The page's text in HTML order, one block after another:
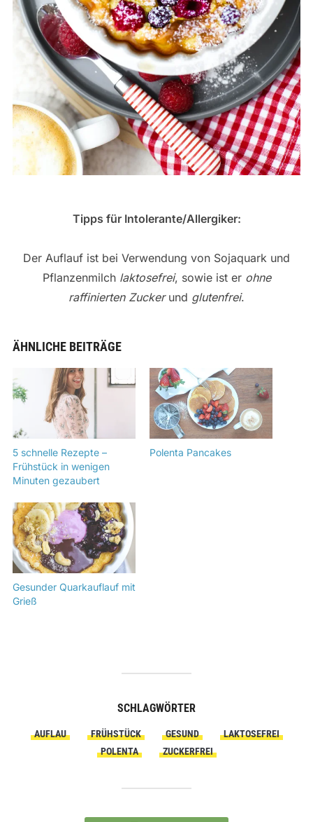
Tipps für Intolerante/Allergiker:
Der Auflauf ist bei Verwendung von Sojaquark und
Pflanzenmilch laktosefrei, sowie ist erohne
raffinierten Zuckerund glutenfrei.
ÄHNLICHE BEITRÄGE
5 schnelle Rezepte –
Frühstück in wenigen
Minuten gezaubert
Polenta Pancakes
Gesunder Quarkauflauf mit
Grieß
SCHLAGWÖRTER
AUFLAU FRÜHSTÜCK GESUND
LAKTOSEFREI
POLENTA
ZUCKERFREI